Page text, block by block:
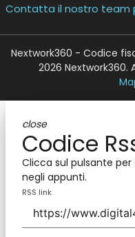
Contatta il nostro team
Nextwork360 - Codice
2026 Nextwork360.
close
Codice
Clicca sul pulsante per
negli appunti.
RSS link